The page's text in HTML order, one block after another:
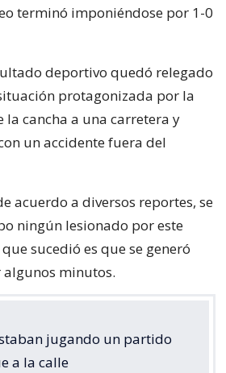
terminó imponiéndose por 1-0
deportivo quedó relegado
protagonizada por la
la cancha a una carretera y
un accidente fuera del
acuerdo a diversos reportes, se
ningún lesionado por este
sucedió es que se generó
minutos.
jugando un partido
a la calle